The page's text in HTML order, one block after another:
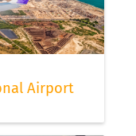
Airport